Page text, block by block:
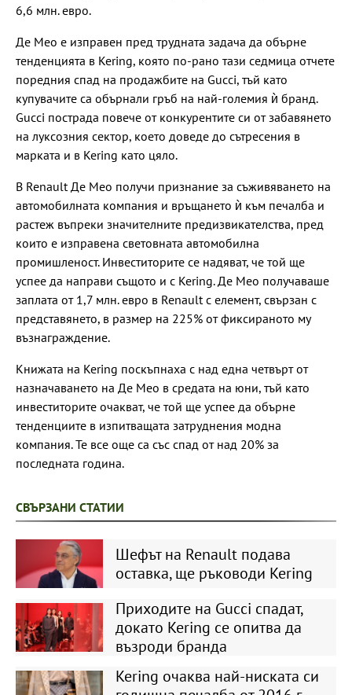
6,6 млн. евро.
Де Мео е изправен пред трудната задача да обърне
тенденцията в Kering, която по-рано тази седмица отчете
поредния спад на продажбите на Gucci, тъй като
купувачите са обърнали гръб на най-големия ѝ бранд.
Gucci пострада повече от конкурентите си от забавянето
на луксозния сектор, което доведе до сътресения в
марката и в Kering като цяло.
В Renault Де Мео получи признание за съживяването на
автомобилната компания и връщането ѝ към печалба и
растеж въпреки значителните предизвикателства, пред
които е изправена световната автомобилна
промишленост. Инвеститорите се надяват, че той ще
успее да направи същото и с Kering. Де Мео получаваше
заплата от 1,7 млн. евро в Renault с елемент, свързан с
представянето, в размер на 225% от фиксираното му
възнаграждение.
Книжата на Kering поскъпнаха с над една четвърт от
назначаването на Де Мео в средата на юни, тъй като
инвеститорите очакват, че той ще успее да обърне
тенденциите в изпитващата затруднения модна
компания. Те все още са със спад от над 20% за
последната година.
СВЪРЗАНИ СТАТИИ
Шефът на Renault подава
оставка, ще ръководи Kering
Приходите на Gucci спадат,
докато Kering се опитва да
възроди бранда
Kering очаква най-ниската си